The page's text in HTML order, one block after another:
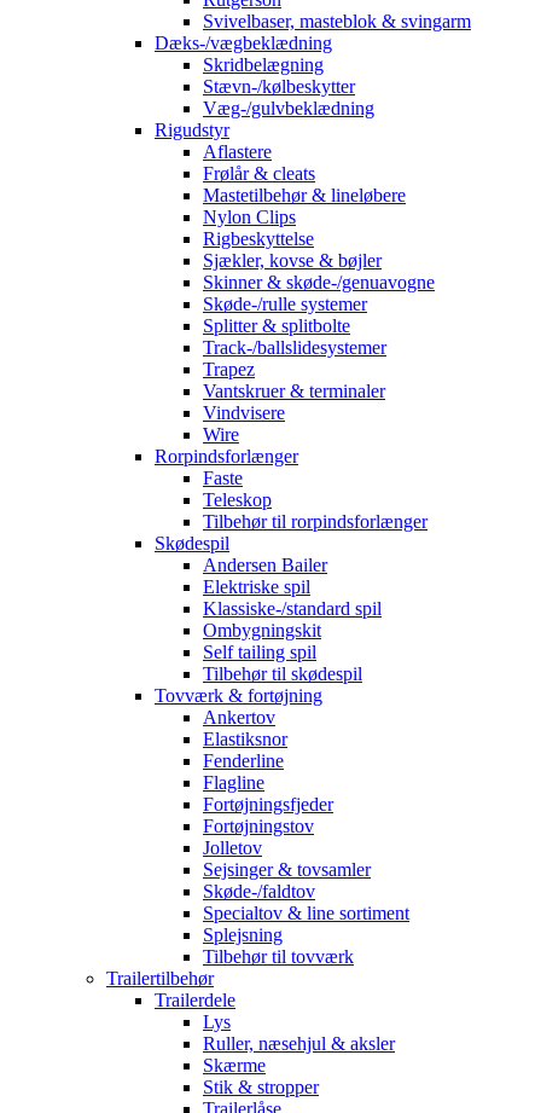
Svivelbaser, masteblok & svingarm
Dæks-/vægbeklædning
Skridbelægning
Stævn-/kølbeskytter
Væg-/gulvbeklædning
Rigudstyr
Aflastere
Frølår & cleats
Mastetilbehør & lineløbere
Nylon Clips
Rigbeskyttelse
Sjækler, kovse & bøjler
Skinner & skøde-/genuavogne
Skøde-/rulle systemer
Splitter & splitbolte
Track-/ballslidesystemer
Trapez
Vantskruer & terminaler
Vindvisere
Wire
Rorpindsforlænger
Faste
Teleskop
Tilbehør til rorpindsforlænger
Skødespil
Andersen Bailer
Elektriske spil
Klassiske-/standard spil
Ombygningskit
Self tailing spil
Tilbehør til skødespil
Tovværk & fortøjning
Ankertov
Elastiksnor
Fenderline
Flagline
Fortøjningsfjeder
Fortøjningstov
Jolletov
Sejsinger & tovsamler
Skøde-/faldtov
Specialtov & line sortiment
Splejsning
Tilbehør til tovværk
Trailertilbehør
Trailerdele
Lys
Ruller, næsehjul & aksler
Skærme
Stik & stropper